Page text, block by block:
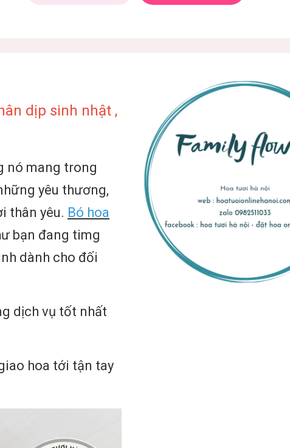
dịp sinh nhật ,
nó mang trong
yêu thương,
thân yêu. Bó hoa
bạn đang timg
dành cho đối
dịch vụ tốt nhất
hoa tới tận tay